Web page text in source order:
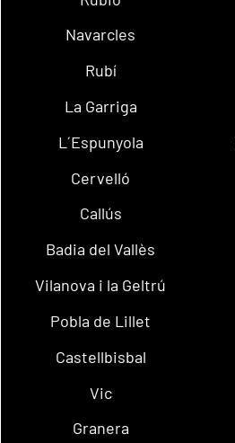
Navarcles
Rubí
La Garriga
L´Espunyola
Cervelló
Callús
Badia del Vallès
Vilanova i la Geltrú
Pobla de Lillet
Castellbisbal
Vic
Granera